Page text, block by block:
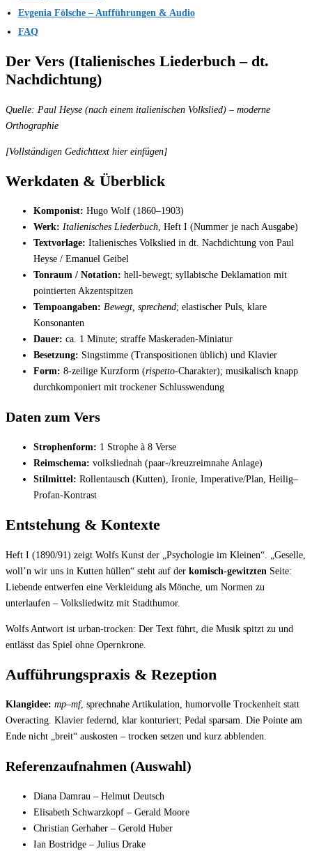
Evgenia Fölsche – Aufführungen & Audio
FAQ
Der Vers (Italienisches Liederbuch – dt.
Nachdichtung)
Quelle: Paul Heyse (nach einem italienischen Volkslied) – moderne
Orthographie
[Vollständigen Gedichttext hier einfügen]
Werkdaten & Überblick
Komponist: Hugo Wolf (1860–1903)
Werk: Italienisches Liederbuch, Heft I (Nummer je nach Ausgabe)
Textvorlage: Italienisches Volkslied in dt. Nachdichtung von Paul
Heyse / Emanuel Geibel
Tonraum / Notation: hell-bewegt; syllabische Deklamation mit
pointierten Akzentspitzen
Tempoangaben: Bewegt, sprechend; elastischer Puls, klare
Konsonanten
Dauer: ca. 1 Minute; straffe Maskeraden-Miniatur
Besetzung: Singstimme (Transpositionen üblich) und Klavier
Form: 8-zeilige Kurzform (rispetto-Charakter); musikalisch knapp
durchkomponiert mit trockener Schlusswendung
Daten zum Vers
Strophenform: 1 Strophe à 8 Verse
Reimschema: volksliednah (paar-/kreuzreimnahe Anlage)
Stilmittel: Rollentausch (Kutten), Ironie, Imperative/Plan, Heilig–
Profan-Kontrast
Entstehung & Kontexte
Heft I (1890/91) zeigt Wolfs Kunst der „Psychologie im Kleinen“. „Geselle,
woll’n wir uns in Kutten hüllen“ steht auf der komisch-gewitzten Seite:
Liebende entwerfen eine Verkleidung als Mönche, um Normen zu
unterlaufen – Volksliedwitz mit Stadthumor.
Wolfs Antwort ist urban-trocken: Der Text führt, die Musik spitzt zu und
entlässt das Spiel ohne Opernkrone.
Aufführungspraxis & Rezeption
Klangidee: mp–mf, sprechnahe Artikulation, humorvolle Trockenheit statt
Overacting. Klavier federnd, klar konturiert; Pedal sparsam. Die Pointe am
Ende nicht „breit“ auskosten – trocken setzen und kurz abblenden.
Referenzaufnahmen (Auswahl)
Diana Damrau – Helmut Deutsch
Elisabeth Schwarzkopf – Gerald Moore
Christian Gerhaher – Gerold Huber
Ian Bostridge – Julius Drake